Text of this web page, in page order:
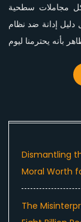
مجاملات سطحية
دليل إدانة ضد نظام
Dismantling
Moral Worth
The